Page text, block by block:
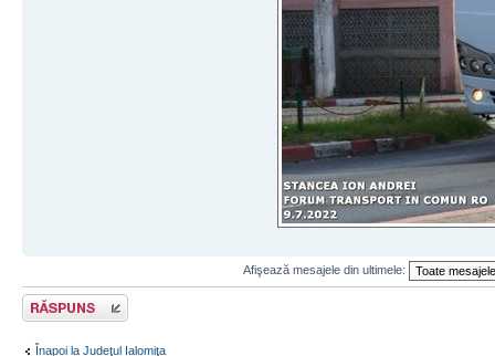
Afişează mesajele din ultimele:
Răspunde
Înapoi la Judeţul Ialomiţa